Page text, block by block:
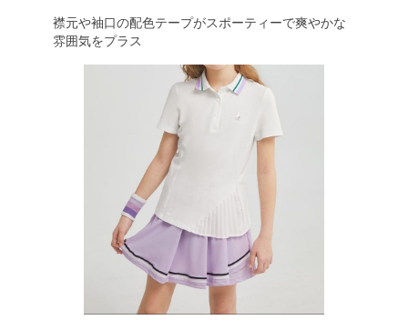
襟元や袖口の配色テープがスポーティーで爽やかな
雰囲気をプラス